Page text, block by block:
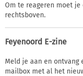
Om te reageren moet
rechtsboven.
Feyenoord E-zine
Meld je aan en ontvang
mailbox met al het